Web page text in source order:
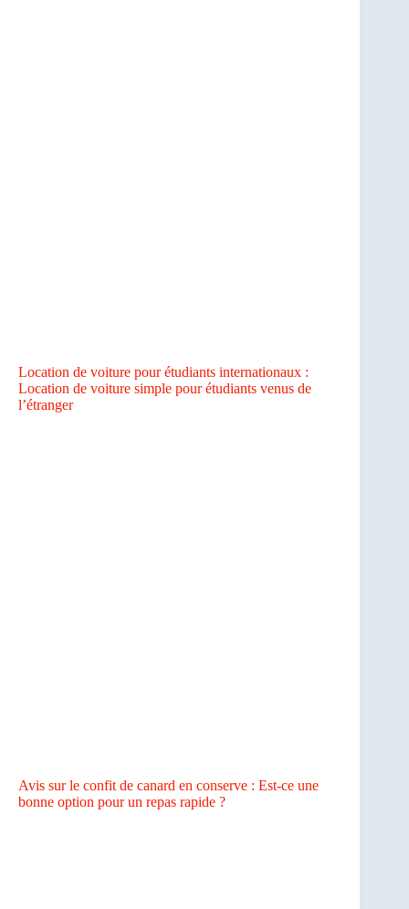
Location de voiture pour étudiants internationaux :
Location de voiture simple pour étudiants venus de
l’étranger
Avis sur le confit de canard en conserve : Est-ce une
bonne option pour un repas rapide ?